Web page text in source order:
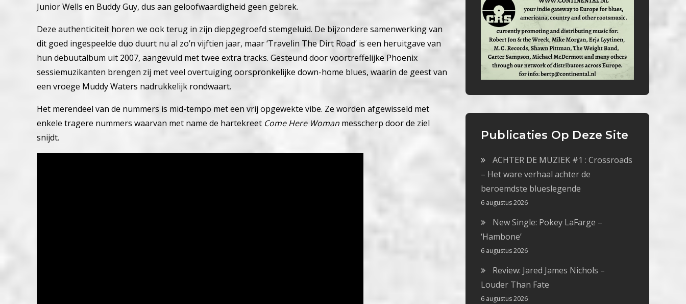
Junior Wells en Buddy Guy, dus aan geloofwaardigheid geen gebrek.
Deze authenticiteit horen we ook terug in zijn diepgegroefd stemgeluid. De bijzondere samenwerking van
dit goed ingespeelde duo duurt nu al zo’n vijftien jaar, maar ‘Travelin The Dirt Road’ is een heruitgave van
hun debuutalbum uit 2007, aangevuld met twee extra tracks. Gesteund door voortreffelijke Phoenix
sessiemuzikanten brengen zij met veel overtuiging oorspronkelijke down-home blues, waarin de geest van
een vroege Muddy Waters nadrukkelijk rondwaart.
Het merendeel van de nummers is mid-tempo met een vrij opgewekte vibe. Ze worden afgewisseld met
enkele tragere nummers waarvan met name de hartekreet Come Here Woman messcherp door de ziel
snijdt.
Publicaties Op Deze Site
ACHTER DE MUZIEK #1 : Crossroads
– Het ware verhaal achter de
beroemdste blueslegende
6 augustus 2026
New Single: Pokey LaFarge –
‘Hambone’
6 augustus 2026
Review: Jared James Nichols –
Louder Than Fate
6 augustus 2026